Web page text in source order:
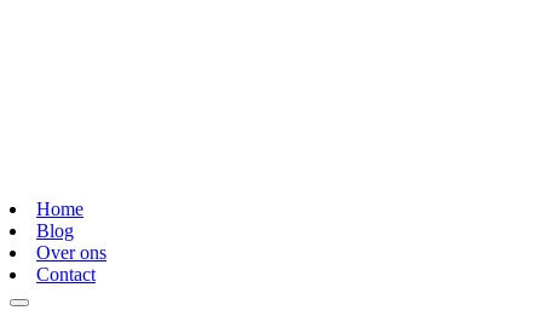
Home
Blog
Over ons
Contact